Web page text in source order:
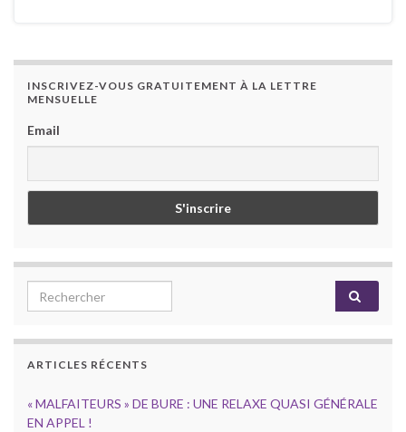
INSCRIVEZ-VOUS GRATUITEMENT À LA LETTRE
MENSUELLE
Email
Search for:
ARTICLES RÉCENTS
« MALFAITEURS » DE BURE : UNE RELAXE QUASI GÉNÉRALE
EN APPEL !